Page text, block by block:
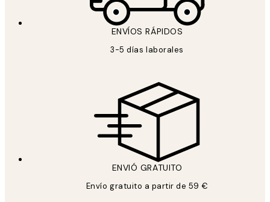
ENVÍOS RÁPIDOS
3-5 días laborales
ENVIÓ GRATUITO
Envío gratuito a partir de 59 €